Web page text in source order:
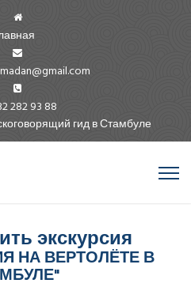
282 93 88
гид в Стамбуле
экскурсия
НА ВЕРТОЛЁТЕ В